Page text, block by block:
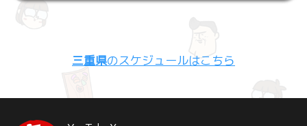
三重県のスケジュールはこちら